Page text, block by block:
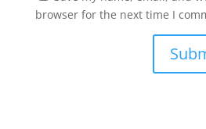
browser for the next time I